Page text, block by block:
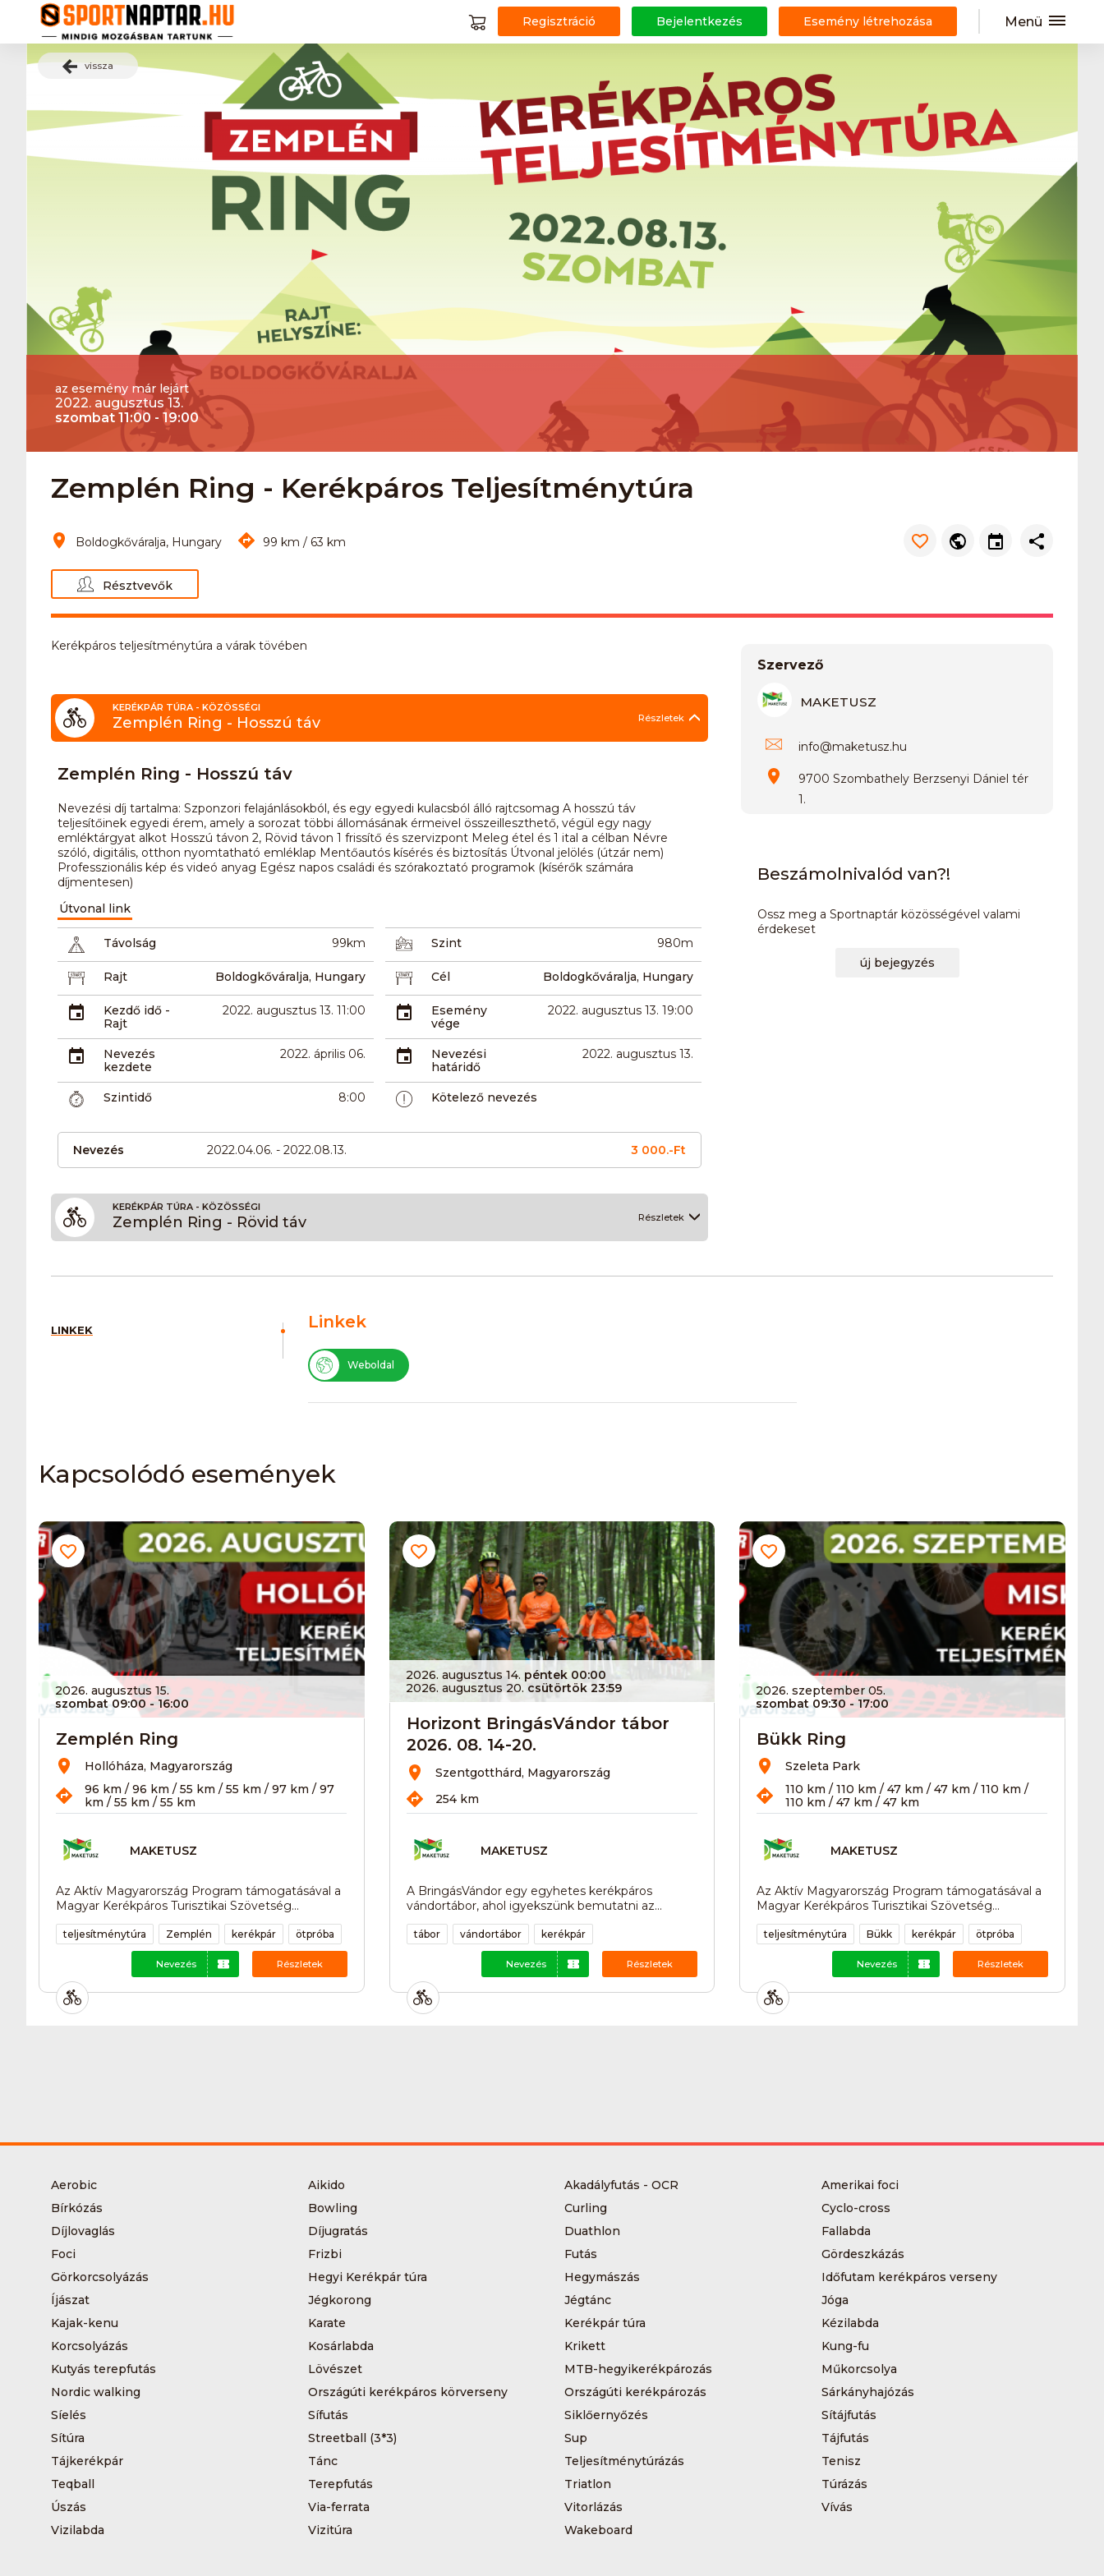
Regisztráció Bejelentkezés Esemény létrehozása Menü
vissza
az esemény már lejárt
2022. augusztus 13.
szombat 11:00 - 19:00
Zemplén Ring - Kerékpáros Teljesítménytúra
Boldogkőváralja, Hungary 99 km / 63 km
Résztvevők
Kerékpáros teljesítménytúra a várak tövében
KERÉKPÁR TÚRA - KÖZÖSSÉGI
Zemplén Ring - Hosszú táv Részletek
Zemplén Ring - Hosszú táv
Nevezési díj tartalma: Szponzori felajánlásokból, és egy egyedi kulacsból álló rajtcsomag A hosszú táv
teljesítőinek egyedi érem, amely a sorozat többi állomásának érmeivel összeilleszthető, végül egy nagy
emléktárgyat alkot Hosszú távon 2, Rövid távon 1 frissítő és szervizpont Meleg étel és 1 ital a célban Névre
szóló, digitális, otthon nyomtatható emléklap Mentőautós kísérés és biztosítás Útvonal jelölés (útzár nem)
Professzionális kép és videó anyag Egész napos családi és szórakoztató programok (kísérők számára
díjmentesen)
Útvonal link
Távolság 99km Szint 980m
Rajt Boldogkőváralja, Hungary Cél Boldogkőváralja, Hungary
Kezdő idő -
Rajt
2022. augusztus 13. 11:00
Esemény
vége
2022. augusztus 13. 19:00
Nevezés
kezdete
2022. április 06.
Nevezési
határidő
2022. augusztus 13.
Szintidő 8:00 Kötelező nevezés
Nevezés 2022.04.06. - 2022.08.13. 3 000.-Ft
KERÉKPÁR TÚRA - KÖZÖSSÉGI
Zemplén Ring - Rövid táv Részletek
Szervező
MAKETUSZ
info@maketusz.hu
9700 Szombathely Berzsenyi Dániel tér
1.
Beszámolnivalód van?!
Ossz meg a Sportnaptár közösségével valami
érdekeset
új bejegyzés
LINKEK Linkek
Weboldal
Kapcsolódó események
2026. augusztus 15.
szombat 09:00 - 16:00
Zemplén Ring
Hollóháza, Magyarország
96 km / 96 km / 55 km / 55 km / 97 km / 97
km / 55 km / 55 km
MAKETUSZ
Az Aktív Magyarország Program támogatásával a
Magyar Kerékpáros Turisztikai Szövetség...
teljesítménytúra Zemplén kerékpár ötpróba
Nevezés Részletek
2026. augusztus 14. péntek 00:00
2026. augusztus 20. csütörtök 23:59
Horizont BringásVándor tábor
2026. 08. 14-20.
Szentgotthárd, Magyarország
254 km
MAKETUSZ
A BringásVándor egy egyhetes kerékpáros
vándortábor, ahol igyekszünk bemutatni az...
tábor vándortábor kerékpár
Nevezés Részletek
2026. szeptember 05.
szombat 09:30- 17:00
Bükk Ring
Szeleta Park
110 km / 110 km / 47 km / 47 km / 110 km /
110 km / 47 km / 47 km
MAKETUSZ
Az Aktív Magyarország Program támogatásával a
Magyar Kerékpáros Turisztikai Szövetség...
teljesítménytúra Bükk kerékpár ötpróba
Nevezés Részletek
Aerobic Aikido Akadályfutás - OCR
Amerikai foci
Bírkózás
Bowling Curling
Cyclo-cross
Díjlovaglás
Díjugratás Duathlon
Fallabda
Foci
Frizbi Futás
Gördeszkázás
Görkorcsolyázás
Hegyi Kerékpár túra Hegymászás
Időfutam kerékpáros verseny
Íjászat
Jégkorong Jégtánc
Jóga
Kajak-kenu
Karate Kerékpár túra
Kézilabda
Korcsolyázás
Kosárlabda Krikett
Kung-fu
Kutyás terepfutás
Lövészet MTB-hegyikerékpározás
Műkorcsolya
Nordic walking
Országúti kerékpáros körverseny Országúti kerékpározás
Sárkányhajózás
Síelés
Sífutás Siklőernyőzés
Sítájfutás
Sítúra
Streetball (3*3) Sup
Tájfutás
Tájkerékpár
Tánc Teljesítménytúrázás
Tenisz
Teqball
Terepfutás Triatlon
Túrázás
Úszás
Via-ferrata Vitorlázás
Vívás
Vizilabda
Vizitúra Wakeboard